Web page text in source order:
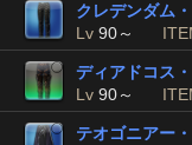
クレデンダム
Lv 90～
ディアドコス
Lv 90～
テオゴニアー